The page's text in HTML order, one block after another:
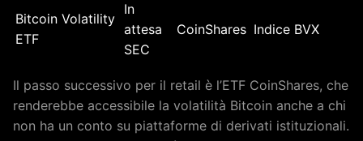
Bitcoin Volatility
ETF
In
attesa
SEC
CoinShares Indice BVX
Il passo successivo per il retail è l’ETF CoinShares, che
renderebbe accessibile la volatilità Bitcoin anche a chi
non ha un conto su piattaforme di derivati istituzionali.